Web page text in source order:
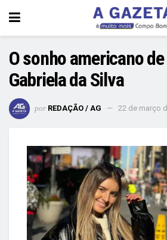
O sonho americano
Gabriela da Silva
por REDAÇÃO / AG 22 de março